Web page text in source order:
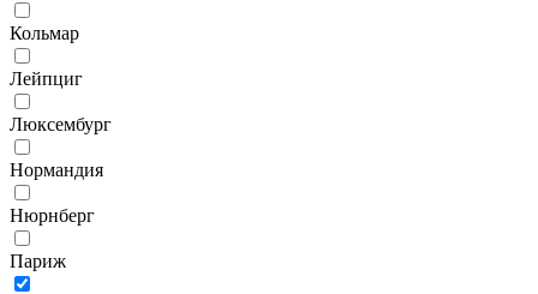
Кольмар
Лейпциг
Люксембург
Нормандия
Нюрнберг
Париж